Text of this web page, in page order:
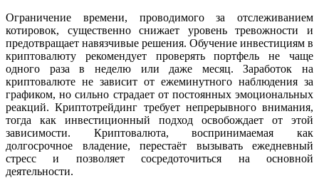
Ограничение времени, проводимого за отслеживанием
котировок, существенно снижает уровень тревожности и
предотвращает навязчивые решения. Обучение инвестициям в
криптовалюту рекомендует проверять портфель не чаще
одного раза в неделю или даже месяц. Заработок на
криптовалюте не зависит от ежеминутного наблюдения за
графиком, но сильно страдает от постоянных эмоциональных
реакций. Криптотрейдинг требует непрерывного внимания,
тогда как инвестиционный подход освобождает от этой
зависимости. Криптовалюта, воспринимаемая как
долгосрочное владение, перестаёт вызывать ежедневный
стресс и позволяет сосредоточиться на основной
деятельности.